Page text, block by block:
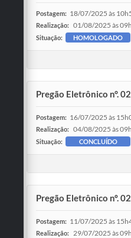
Postagem: 18/07/2025 às
Realização: 01/08/2025 às
Situação: HOMOLOGADO
Pregão Eletrônico n°.
Postagem: 16/07/2025 às
Realização: 04/08/2025 às
Situação: CONCLUÍDO
Pregão Eletrônico nº.
Postagem: 11/07/2025 às
Realização: 29/07/2025 às